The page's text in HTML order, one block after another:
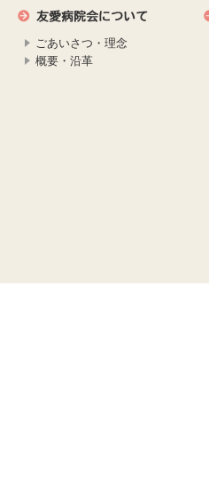
ごあいさつ・理念
概要・沿革